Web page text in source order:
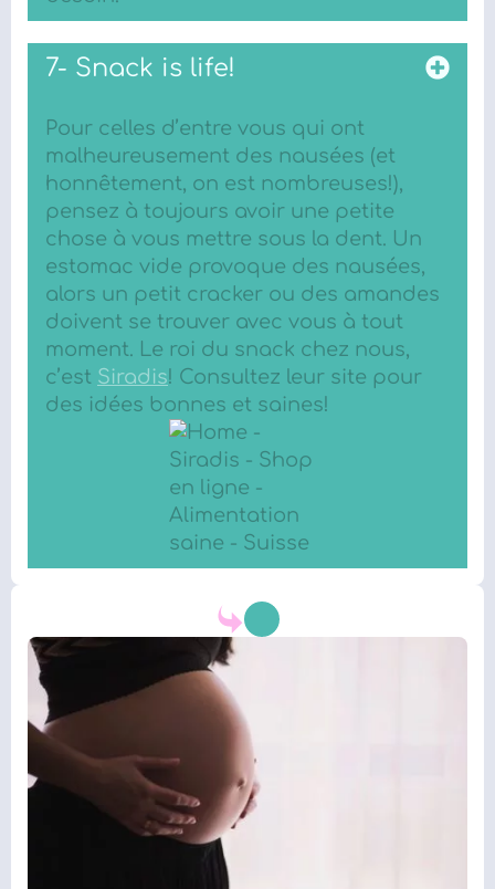
7- Snack is life!
Pour celles d’entre vous qui ont
malheureusement des nausées (et
honnêtement, on est nombreuses!),
pensez à toujours avoir une petite
chose à vous mettre sous la dent. Un
estomac vide provoque des nausées,
alors un petit cracker ou des amandes
doivent se trouver avec vous à tout
moment. Le roi du snack chez nous,
c’est Siradis! Consultez leur site pour
des idées bonnes et saines!